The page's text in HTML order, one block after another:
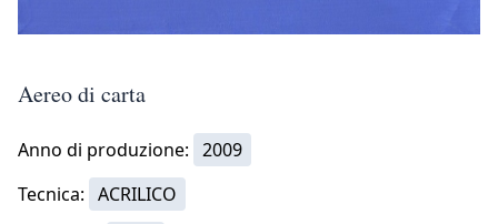
Aereo di carta
Anno di produzione: 2009
Tecnica: ACRILICO